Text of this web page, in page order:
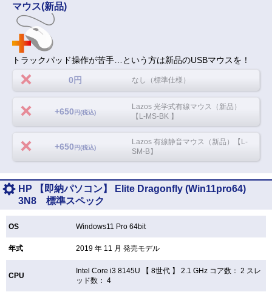
マウス(新品)
トラックパッド操作が苦手…という方は新品のUSBマウスを！
0円 なし（標準仕様）
+650 円(税込)
Lazos 光学式有線マウス（新品）
【L-MS-BK 】
+650 円(税込)
Lazos 有線静音マウス（新品）【L-
SM-B】
HP 【即納パソコン】 Elite Dragonfly (Win11pro64)
3N8 標準スペック
OS Windows11 Pro 64bit
年式 2019 年 11 月 発売モデル
CPU
Intel Core i3 8145U 【8世代 】 2.1 GHz コア数： 2 スレ
ッド数： 4